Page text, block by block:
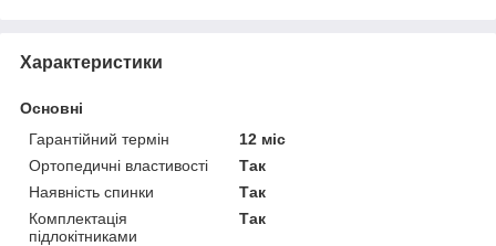
Характеристики
Основні
Гарантійний термін
12 міс
Ортопедичні властивості
Так
Наявність спинки
Так
Комплектація
підлокітниками
Так